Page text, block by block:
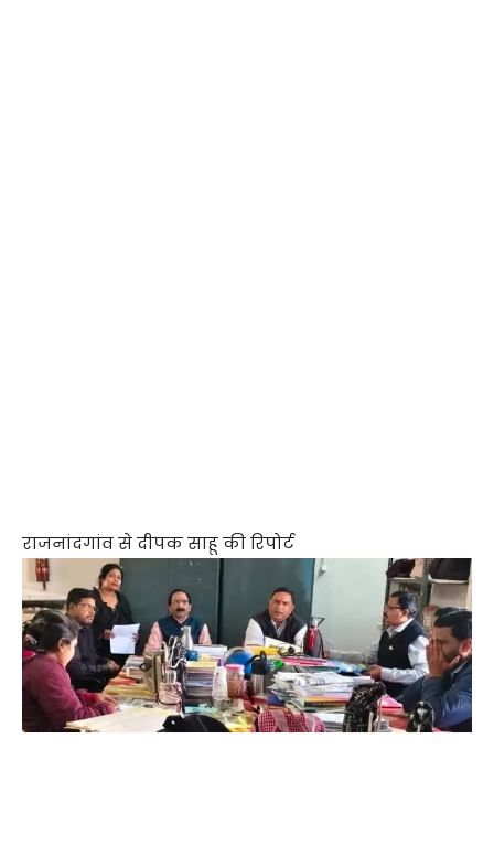
राजनांदगांव से दीपक साहू की रिपोर्ट